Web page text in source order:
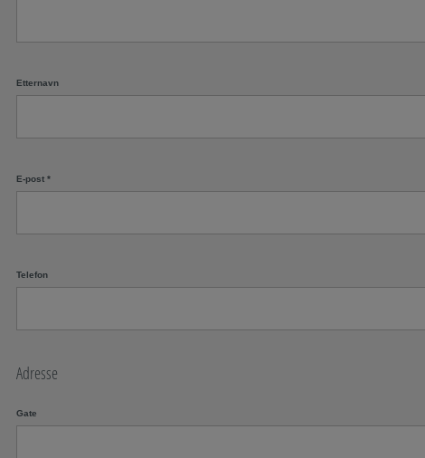
Etternavn
E-post *
Telefon
Adresse
Gate